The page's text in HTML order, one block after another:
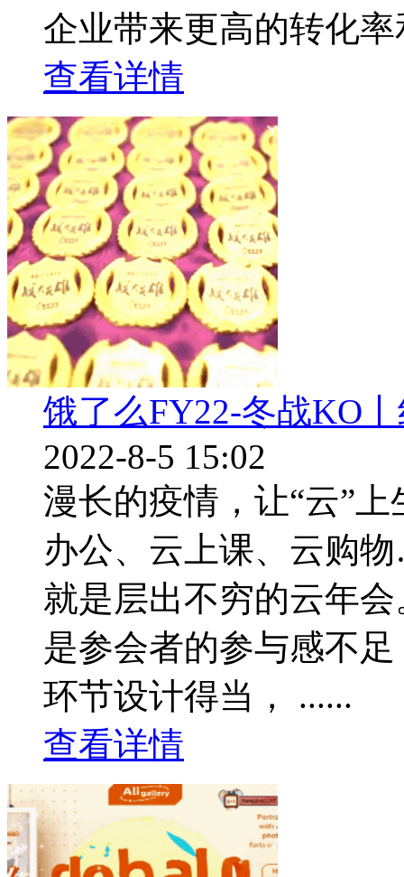
企业带来更高的转化
查看详情
饿了么FY22-冬战KO
2022-8-5 15:02
漫长的疫情，让“云”
办公、云上课、云购
就是层出不穷的云年
是参会者的参与感不
环节设计得当， ......
查看详情